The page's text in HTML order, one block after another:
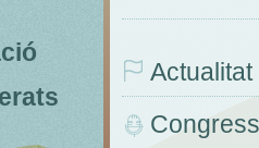
Actualitat